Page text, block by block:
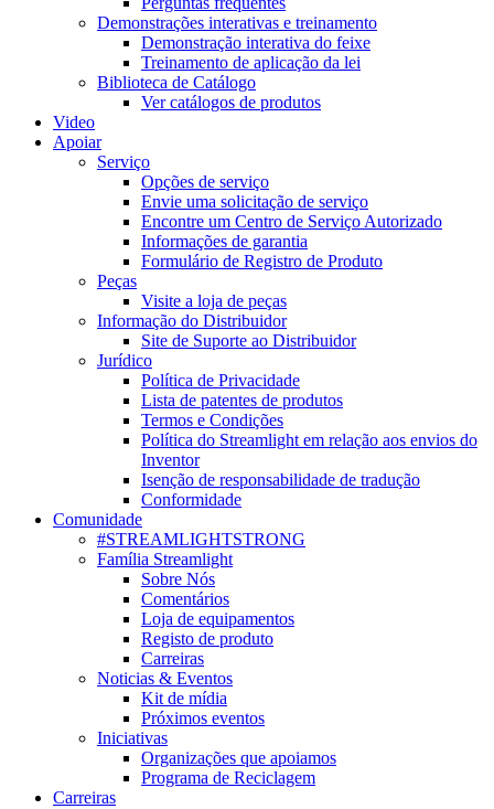
Demonstrações interativas e treinamento
Demonstração interativa do feixe
Treinamento de aplicação da lei
Biblioteca de Catálogo
Ver catálogos de produtos
Video
Apoiar
Serviço
Opções de serviço
Envie uma solicitação de serviço
Encontre um Centro de Serviço Autorizado
Informações de garantia
Formulário de Registro de Produto
Peças
Visite a loja de peças
Informação do Distribuidor
Site de Suporte ao Distribuidor
Jurídico
Política de Privacidade
Lista de patentes de produtos
Termos e Condições
Política do Streamlight em relação aos envios do
Inventor
Isenção de responsabilidade de tradução
Conformidade
Comunidade
#STREAMLIGHTSTRONG
Família Streamlight
Sobre Nós
Comentários
Loja de equipamentos
Registo de produto
Carreiras
Noticias & Eventos
Kit de mídia
Próximos eventos
Iniciativas
Organizações que apoiamos
Programa de Reciclagem
Carreiras